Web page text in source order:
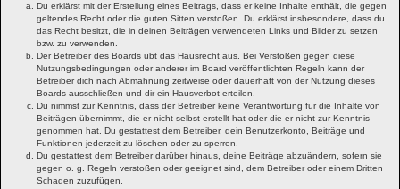
Du erklärst mit der Erstellung eines Beitrags, dass er keine Inhalte enthält, die gegen
geltendes Recht oder die guten Sitten verstoßen. Du erklärst insbesondere, dass du
das Recht besitzt, die in deinen Beiträgen verwendeten Links und Bilder zu setzen
bzw. zu verwenden.
Der Betreiber des Boards übt das Hausrecht aus. Bei Verstößen gegen diese
Nutzungsbedingungen oder anderer im Board veröffentlichten Regeln kann der
Betreiber dich nach Abmahnung zeitweise oder dauerhaft von der Nutzung dieses
Boards ausschließen und dir ein Hausverbot erteilen.
Du nimmst zur Kenntnis, dass der Betreiber keine Verantwortung für die Inhalte von
Beiträgen übernimmt, die er nicht selbst erstellt hat oder die er nicht zur Kenntnis
genommen hat. Du gestattest dem Betreiber, dein Benutzerkonto, Beiträge und
Funktionen jederzeit zu löschen oder zu sperren.
Du gestattest dem Betreiber darüber hinaus, deine Beiträge abzuändern, sofern sie
gegen o. g. Regeln verstoßen oder geeignet sind, dem Betreiber oder einem Dritten
Schaden zuzufügen.